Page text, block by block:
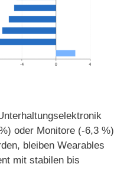
oder Monitore (-6,3 %)
bleiben Wearables
mit stabilen bis